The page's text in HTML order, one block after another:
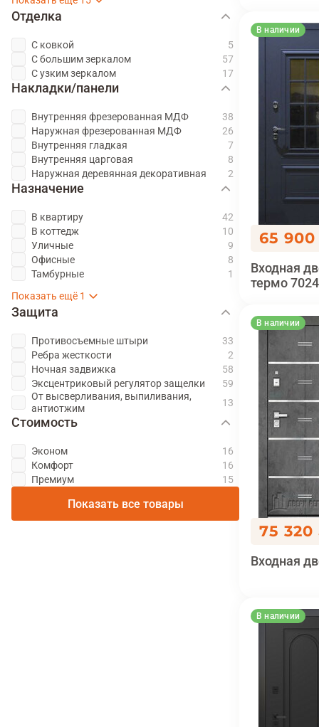
Отделка
С ковкой
С большим зеркалом
С узким зеркалом
Накладки/панели
Внутренняя фрезерованная МДФ
Наружная фрезерованная МДФ
Внутренняя гладкая
Внутренняя царговая
Наружная деревянная декоративная
Назначение
В квартиру
В коттедж
Уличные
Офисные
Тамбурные
Для дачи
Защита
Противосъемные штыри
Ребра жесткости
Ночная задвижка
Эксцентриковый регулятор защелки
От высверливания, выпиливания,
антиотжим
Стоимость
Эконом
Комфорт
Премиум
Показать все товары
В наличии
65
Входная
термо 7024
В наличии
75 320
Входная
В наличии